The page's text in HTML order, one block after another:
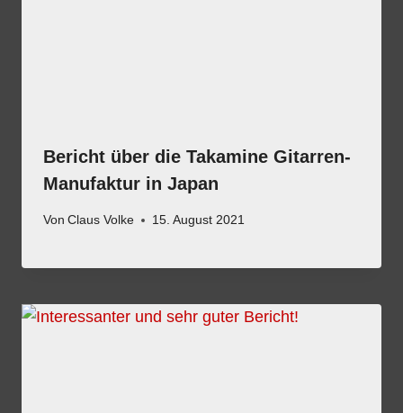
Bericht über die Takamine Gitarren-
Manufaktur in Japan
Von Claus Volke 15. August 2021